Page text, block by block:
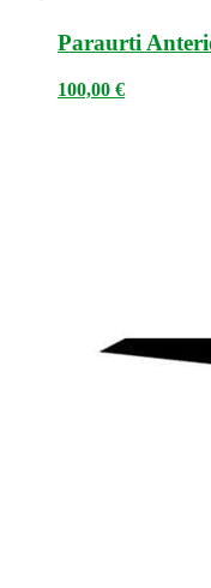
Paraurti
100,00 €